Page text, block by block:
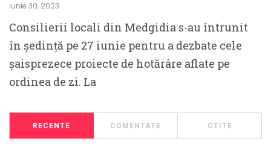
iunie 30, 2023
Consilierii locali din Medgidia s-au întrunit
în ședință pe 27 iunie pentru a dezbate cele
șaisprezece proiecte de hotărâre aflate pe
ordinea de zi. La
RECENTE COMENTATE CTITE